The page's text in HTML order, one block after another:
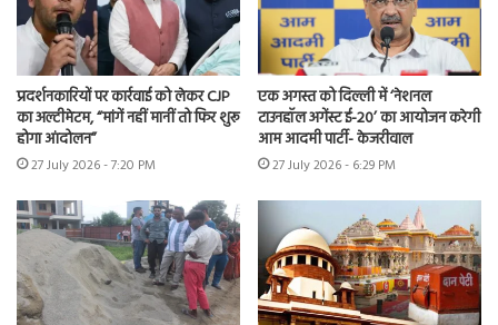
प्रदर्शनकारियों पर कार्रवाई को लेकर CJP
का अल्टीमेटम, “मांगें नहीं मानीं तो फिर शुरू
होगा आंदोलन”
27 July 2026 - 7:20 PM
एक अगस्त को दिल्ली में ‘नेशनल
टाउनहॉल अगेंस्ट ई-20’ का आयोजन करेगी
आम आदमी पार्टी- केजरीवाल
27 July 2026 - 6:29 PM